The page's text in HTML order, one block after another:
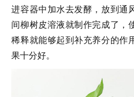
进容器中加水去发酵，放到通
间柳树皮溶液就制作完成了，
稀释就能够起到补充养分的作
果十分好。